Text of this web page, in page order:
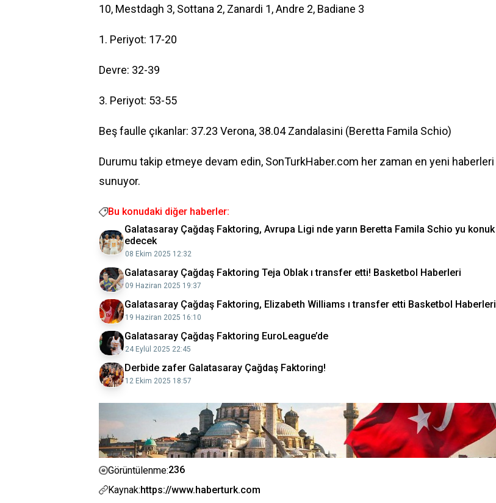
10, Mestdagh 3, Sottana 2, Zanardi 1, Andre 2, Badiane 3
1. Periyot: 17-20
Devre: 32-39
3. Periyot: 53-55
Beş faulle çıkanlar: 37.23 Verona, 38.04 Zandalasini (Beretta Famila Schio)
Durumu takip etmeye devam edin, SonTurkHaber.com her zaman en yeni haberleri
sunuyor.
Bu konudaki diğer haberler:
Galatasaray Çağdaş Faktoring, Avrupa Ligi nde yarın Beretta Famila Schio yu konuk
edecek
08 Ekim 2025 12:32
Galatasaray Çağdaş Faktoring Teja Oblak ı transfer etti! Basketbol Haberleri
09 Haziran 2025 19:37
Galatasaray Çağdaş Faktoring, Elizabeth Williams ı transfer etti Basketbol Haberleri
19 Haziran 2025 16:10
Galatasaray Çağdaş Faktoring EuroLeague’de
24 Eylül 2025 22:45
Derbide zafer Galatasaray Çağdaş Faktoring!
12 Ekim 2025 18:57
Görüntülenme:236
Kaynak:https://www.haberturk.com